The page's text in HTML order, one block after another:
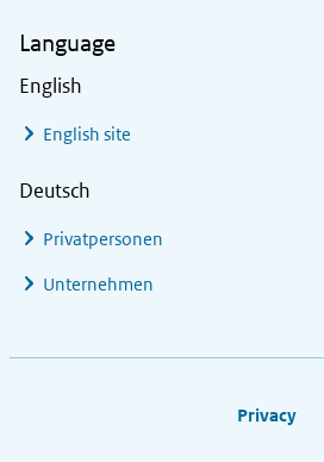
Language
English
English site
Deutsch
Privatpersonen
Unternehmen
Privacy